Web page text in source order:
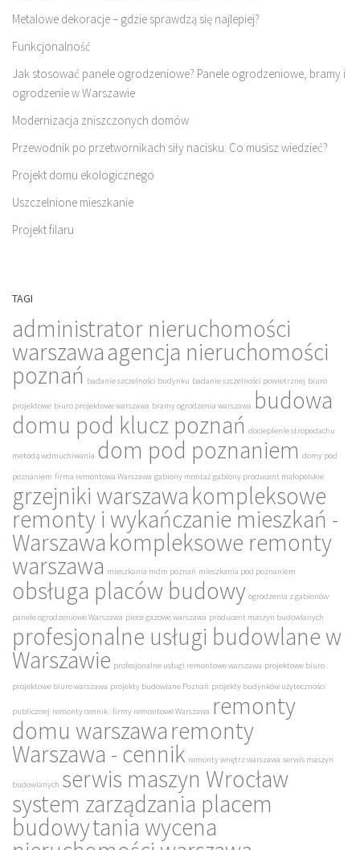
Metalowe dekoracje – gdzie sprawdzą się najlepiej?
Funkcjonalność
Jak stosować panele ogrodzeniowe? Panele ogrodzeniowe, bramy i
ogrodzenie w Warszawie
Modernizacja zniszczonych domów
Przewodnik po przetwornikach siły nacisku: Co musisz wiedzieć?
Projekt domu ekologicznego
Uszczelnione mieszkanie
Projekt filaru
TAGI
administrator nieruchomości
warszawaagencja nieruchomości
poznań badanie szczelności budynku badanie szczelności powietrznej biuro
projektowe biuro projektowe warszawa bramy ogrodzenia warszawa budowa
domu pod klucz poznań docieplenie stropodachu
metodą wdmuchiwania dom pod poznaniem domy pod
poznaniem firma remontowa Warszawa gabiony montaż gabiony producent małopolskie
grzejniki warszawakompleksowe
remonty i wykańczanie mieszkań -
Warszawakompleksowe remonty
warszawa mieszkania mdm poznań mieszkania pod poznaniem
obsługa placów budowy ogrodzenia z gabionów
panele ogrodzeniowe Warszawa piece gazowe warszawa producent maszyn budowlanych
profesjonalne usługi budowlane w
Warszawie profesjonalne usługi remontowe warszawa projektowe biuro
projektowe biuro warszawa projekty budowlane Poznań projekty budynków użyteczności
publicznej remonty cennik : firmy remontowe Warszawa remonty
domu warszawaremonty
Warszawa - cennik remonty wnętrz warszawa serwis maszyn
budowlanych serwis maszyn Wrocław
system zarządzania placem
budowytania wycena